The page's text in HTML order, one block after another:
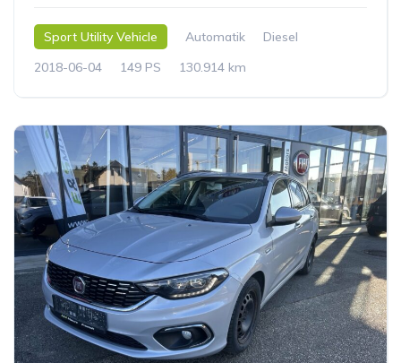
Sport Utility Vehicle Automatik
Diesel
2018-06-04
149 PS 130.914 km